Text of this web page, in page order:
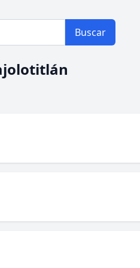
Buscar